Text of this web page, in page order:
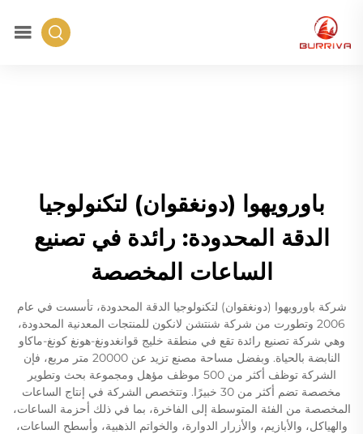
باورويهوا (دونغقوان) لتكنولوجيا
الدقة المحدودة: رائدة في تصنيع
الساعات المخصصة
شركة باورويهوا (دونغقوان) لتكنولوجيا الدقة المحدودة، تأسست في عام
2006 وتطورت من شركة شنتشن لانكون للمنتجات المعدنية المحدودة،
وهي شركة تصنيع رائدة تقع في منطقة خليج قوانغدونغ-هونغ كونغ-ماكاو
النابضة بالحياة. وبفضل مساحة مصنع تزيد عن 20000 متر مربع، فإن
الشركة توظف أكثر من 500 موظف مؤهل ومجموعة بحث وتطوير
مخصصة تضم أكثر من 30 خبيرًا. وتتخصص الشركة في إنتاج الساعات
المخصصة من الفئة المتوسطة إلى الفاخرة، بما في ذلك أحزمة الساعات،
والهياكل، والأبازيم، والأزرار الدوارة، والخواتم الذهبية، وأسطح الساعات،